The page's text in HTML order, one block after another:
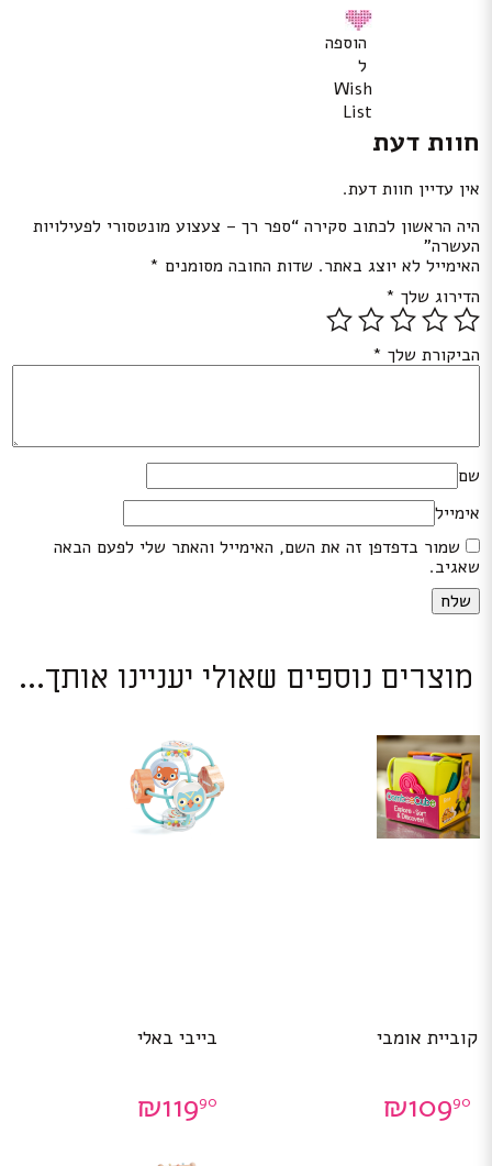
הוספה
ל
Wish
List
חוות דעת
אין עדיין חוות דעת.
היה הראשון לכתוב סקירה “ספר רך – צעצוע מונטסורי לפעילויות
העשרה”
האימייל לא יוצג באתר. שדות החובה מסומנים *
הדירוג שלך *
הביקורת שלך *
שם
אימייל
שמור בדפדפן זה את השם, האימייל והאתר שלי לפעם הבאה
שאגיב.
מוצרים נוספים שאולי יעניינו אותך...
קוביית אומבי
₪10990
בייבי באלי
₪11990